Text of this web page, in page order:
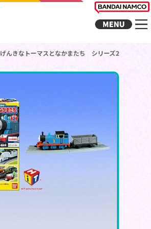
げんきなトーマスとなかまたち シリーズ2